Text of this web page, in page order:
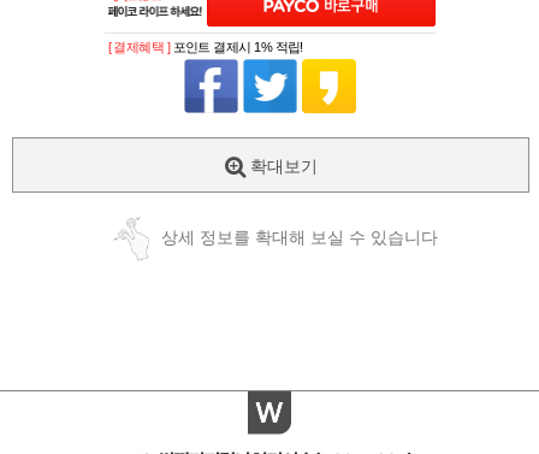
[ 결제혜택 ] 포인트 결제시 1% 적립!
확대보기
상세 정보를 확대해 보실 수 있습니다